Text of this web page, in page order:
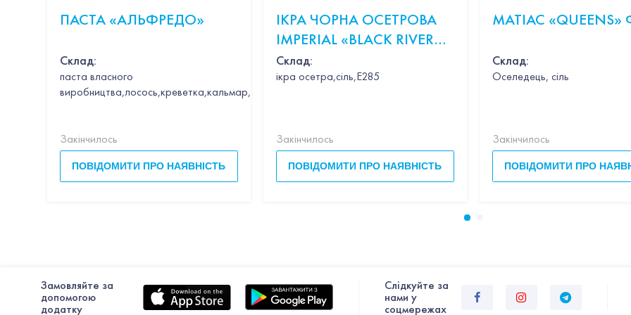
ПАСТА «АЛЬФРЕДО»
Склад:
паста власного
виробництва,лосось,креветка,кальмар,гребінець,часник,вино,петрушка,вершки,пармезан,базилік
Закінчилось
ПОВІДОМИТИ ПРО НАЯВНІСТЬ
ІКРА ЧОРНА ОСЕТРОВА
IMPERIAL «BLACK RIVER
CAVIAR OSCIETRA» 100Г
Склад:
ікра осетра,сіль,Е285
Закінчилось
ПОВІДОМИТИ ПРО НАЯВНІСТЬ
МАТІАС «QUEENS»
Склад:
Оселедець, сіль
Закінчилось
ПОВІДОМИТИ ПРО
Замовляйте за
допомогою
додатку
Слiдкуйте за
нами у
соцмережах